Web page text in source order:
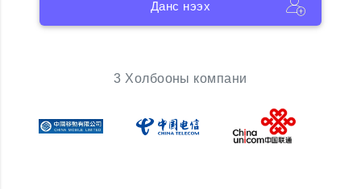
Данс нээх
3 Холбооны компани